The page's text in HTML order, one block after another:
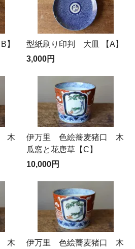
】
型紙刷り印判 大皿 【A】
3,000円
木
伊万里 色絵蕎麦猪口 木
瓜窓と花唐草【C】
10,000円
木
伊万里 色絵蕎麦猪口 木